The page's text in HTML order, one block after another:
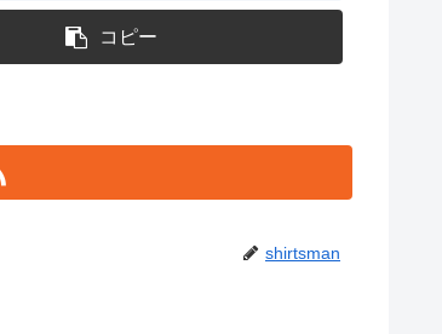
コピー
shirtsman